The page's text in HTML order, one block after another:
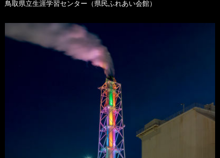
鳥取県立生涯学習センター（県民ふれあい会館）